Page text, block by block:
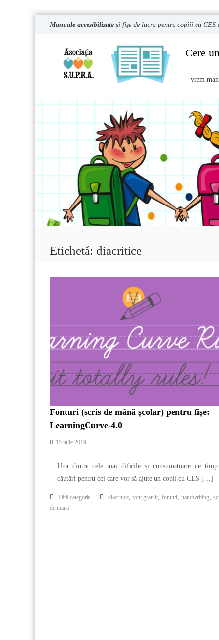
e
t
Manuale accesibilizate și fișe de lucru pentru copiii cu CES
Cere
– vrem
Etichetă: diacritice
Fonturi (scris de mână școlar) pentru fișe:
LearningCurve-4.0
15 iulie 2019
Una dintre cele mai dificile și consumatoare de timp
căutări pentru cei care vor să ajute un copil cu CES […]
Fără categorie diacritice font gratuit fonturi handwriting
de mana